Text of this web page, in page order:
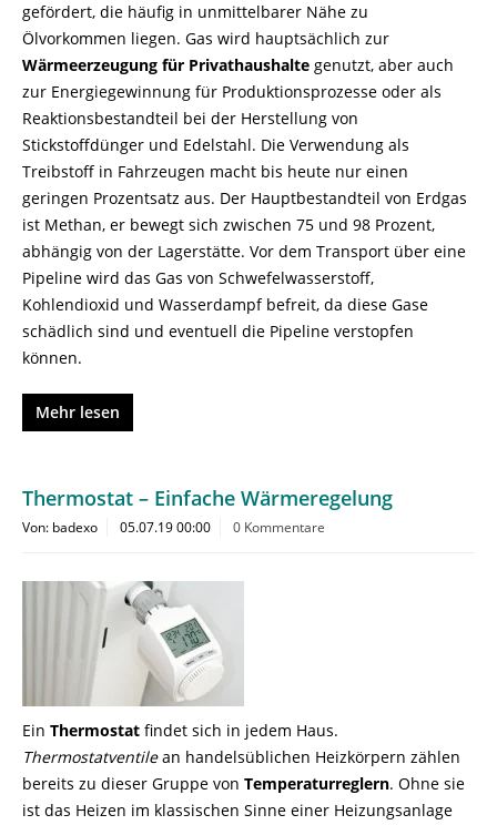
gefördert, die häufig in unmittelbarer Nähe zu
Ölvorkommen liegen. Gas wird hauptsächlich zur
Wärmeerzeugung für Privathaushalte genutzt, aber auch
zur Energiegewinnung für Produktionsprozesse oder als
Reaktionsbestandteil bei der Herstellung von
Stickstoffdünger und Edelstahl. Die Verwendung als
Treibstoff in Fahrzeugen macht bis heute nur einen
geringen Prozentsatz aus. Der Hauptbestandteil von Erdgas
ist Methan, er bewegt sich zwischen 75 und 98 Prozent,
abhängig von der Lagerstätte. Vor dem Transport über eine
Pipeline wird das Gas von Schwefelwasserstoff,
Kohlendioxid und Wasserdampf befreit, da diese Gase
schädlich sind und eventuell die Pipeline verstopfen
können.
Mehr lesen
Thermostat – Einfache Wärmeregelung
Von: badexo 05.07.19 00:00 0 Kommentare
Ein Thermostat findet sich in jedem Haus.
Thermostatventilean handelsüblichen Heizkörpern zählen
bereits zu dieser Gruppe von Temperaturreglern. Ohne sie
ist das Heizen im klassischen Sinne einer Heizungsanlage